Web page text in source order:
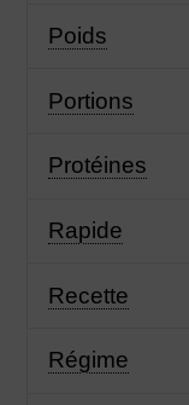
Poids
Portions
Protéines
Rapide
Recette
Régime